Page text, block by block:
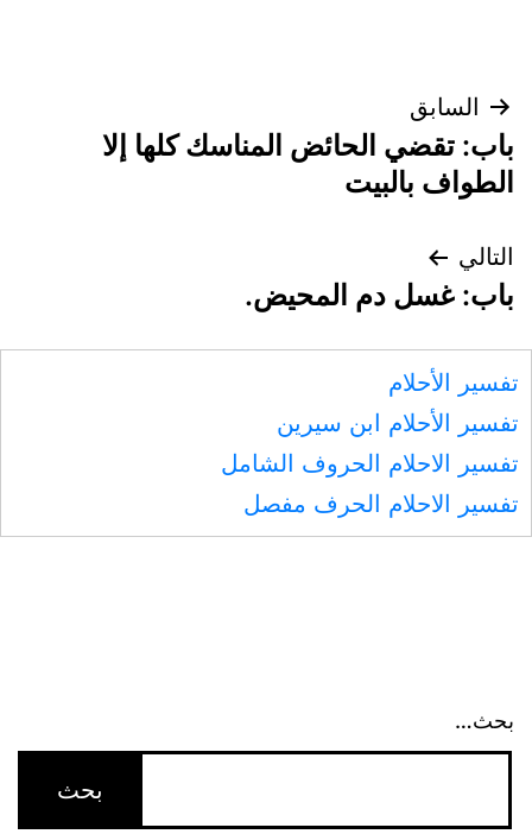
تصفّح
المقالات
السابق
باب: تقضي الحائض المناسك كلها إلا
الطواف بالبيت
التالي
باب: غسل دم المحيض.
تفسير الأحلام
تفسير الأحلام ابن سيرين
تفسير الاحلام الحروف الشامل
تفسير الاحلام الحرف مفصل
بحث…